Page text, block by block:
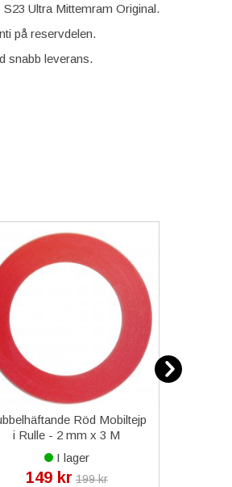
Ultra Mittemram Original.
på reservdelen.
snabb leverans.
Röd Mobiltejp
i Rulle - 2 mm x 3 M
I lager
149 kr 199 kr